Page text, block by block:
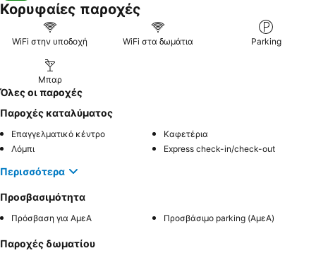
Κορυφαίες παροχές
WiFi στην υποδοχή WiFi στα δωμάτια Parking
Μπαρ
Όλες οι παροχές
Παροχές καταλύματος
Επαγγελματικό κέντρο
Καφετέρια
Λόμπι
Express check-in/check-out
Περισσότερα
Προσβασιμότητα
Πρόσβαση για ΑμεΑ Προσβάσιμο parking (ΑμεΑ)
Παροχές δωματίου